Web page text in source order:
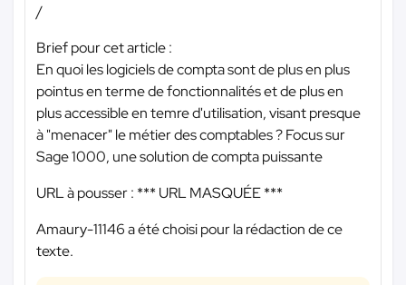
/
Brief pour cet article :
En quoi les logiciels de compta sont de plus en plus
pointus en terme de fonctionnalités et de plus en
plus accessible en temre d'utilisation, visant presque
à "menacer" le métier des comptables ? Focus sur
Sage 1000, une solution de compta puissante
URL à pousser : *** URL MASQUÉE ***
Amaury-11146 a été choisi pour la rédaction de ce
texte.